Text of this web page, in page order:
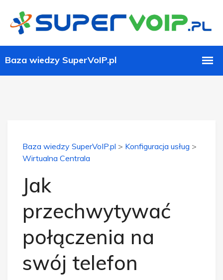
Baza wiedzy SuperVoIP.pl > Konfiguracja usług >
Wirtualna Centrala
Jak
przechwytywać
połączenia na
swój telefon